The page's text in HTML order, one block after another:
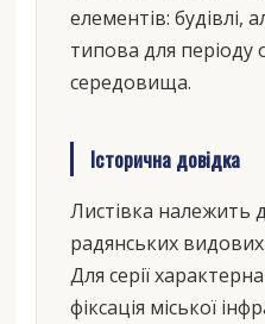
елементів: будівлі,
типова для періоду
середовища.
Історична довідка
Листівка належить
радянських
Для серії
фіксація міської